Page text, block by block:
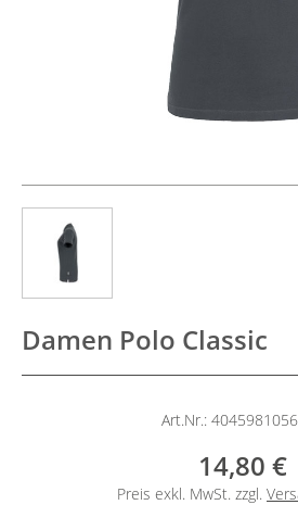
Damen Polo Classic
Art.Nr.:
14,80 €
Preis exkl. MwSt. zzgl.